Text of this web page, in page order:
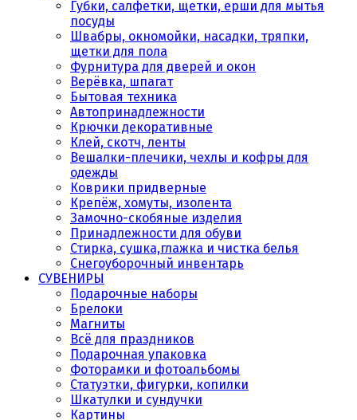
Губки, салфетки, щетки, ерши для мытья
посуды
Швабры, окномойки, насадки, тряпки,
щетки для пола
Фурнитура для дверей и окон
Верёвка, шпагат
Бытовая техника
Автопринадлежности
Крючки декоративные
Клей, скотч, ленты
Вешалки-плечики, чехлы и кофры для
одежды
Коврики придверные
Крепёж, хомуты, изолента
Замочно-скобяные изделия
Принадлежности для обуви
Стирка, сушка,глажка и чистка белья
Снегоуборочный инвентарь
СУВЕНИРЫ
Подарочные наборы
Брелоки
Магниты
Всё для праздников
Подарочная упаковка
Фоторамки и фотоальбомы
Статуэтки, фигурки, копилки
Шкатулки и сундучки
Картины